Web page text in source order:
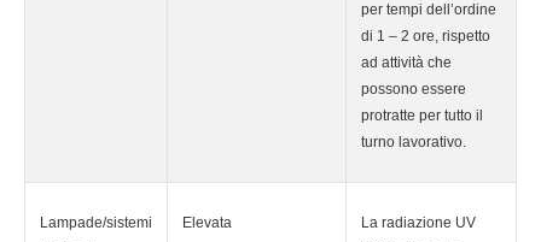
per tempi dell’ordine
di 1 – 2 ore, rispetto
ad attività che
possono essere
protratte per tutto il
turno lavorativo.
Lampade/sistemi
Elevata
La radiazione UV